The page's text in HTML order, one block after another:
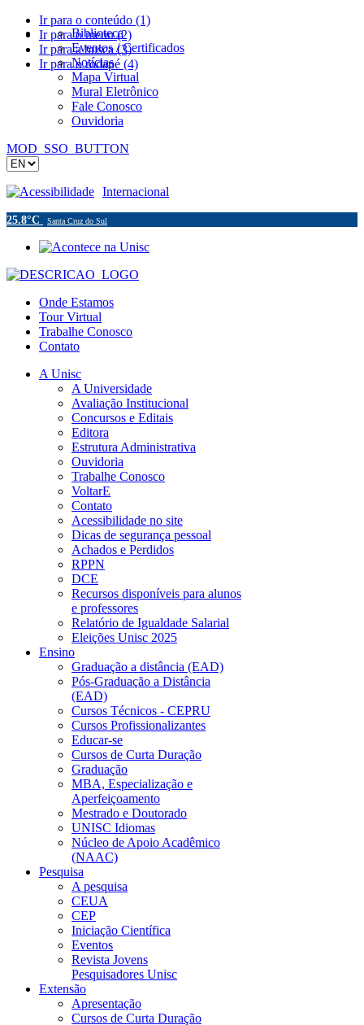
Ir para o conteúdo (1)
Ir para o menu (2)
Ir para a busca (3)
Ir para o rodapé (4)
Biblioteca
Eventos / Certificados
Notícias
Mapa Virtual
Mural Eletrônico
Fale Conosco
Ouvidoria
MOD_SSO_BUTTON
Acessibilidade Internacional
25.8°C Santa Cruz do Sul
Onde Estamos
Tour Virtual
Trabalhe Conosco
Contato
A Unisc
A Universidade
Avaliação Institucional
Concursos e Editais
Editora
Estrutura Administrativa
Ouvidoria
Trabalhe Conosco
VoltarE
Contato
Acessibilidade no site
Dicas de segurança pessoal
Achados e Perdidos
RPPN
DCE
Recursos disponíveis para alunos
e professores
Relatório de Igualdade Salarial
Eleições Unisc 2025
Ensino
Graduação a distância (EAD)
Pós-Graduação a Distância
(EAD)
Cursos Técnicos - CEPRU
Cursos Profissionalizantes
Educar-se
Cursos de Curta Duração
Graduação
MBA, Especialização e
Aperfeiçoamento
Mestrado e Doutorado
UNISC Idiomas
Núcleo de Apoio Acadêmico
(NAAC)
Pesquisa
A pesquisa
CEUA
CEP
Iniciação Científica
Eventos
Revista Jovens
Pesquisadores Unisc
Extensão
Apresentação
Cursos de Curta Duração